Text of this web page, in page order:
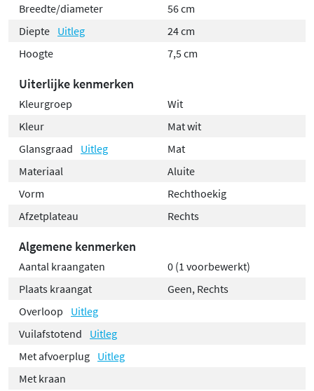
Breedte/diameter
56 cm
Diepte Uitleg
24 cm
Hoogte
7,5 cm
Uiterlijke kenmerken
Kleurgroep
Wit
Kleur
Mat wit
Glansgraad
Uitleg
Mat
Materiaal
Aluite
Vorm
Rechthoekig
Afzetplateau
Rechts
Algemene kenmerken
Aantal kraangaten
0 (1 voorbewerkt)
Plaats kraangat
Geen, Rechts
Overloop
Uitleg
Vuilafstotend
Uitleg
Met afvoerplug Uitleg
Met kraan